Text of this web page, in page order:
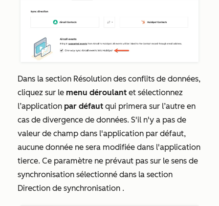
Dans la section Résolution des conflits de données,
cliquez sur le menu déroulant et sélectionnez
l’application par défaut qui primera sur l’autre en
cas de divergence de données. S'il n'y a pas de
valeur de champ dans l'application par défaut,
aucune donnée ne sera modifiée dans l'application
tierce. Ce paramètre ne prévaut pas sur le sens de
synchronisation sélectionné dans la section
Direction de synchronisation .